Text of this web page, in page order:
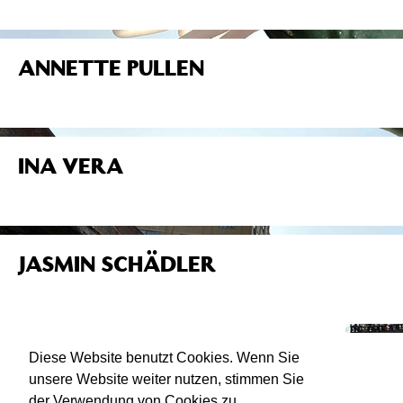
Diese Website benutzt Cookies. Wenn Sie
unsere Website weiter nutzen, stimmen Sie
ANNETTE PULLEN
INA VERA
JASMIN SCHÄDLER
NICOLETA ESINENCU